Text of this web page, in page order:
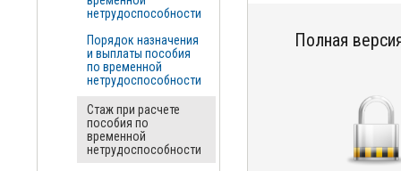
Полная
нетрудоспособности
Порядок назначения
и выплаты пособия
по временной
нетрудоспособности
Стаж при расчете
пособия по
временной
нетрудоспособности